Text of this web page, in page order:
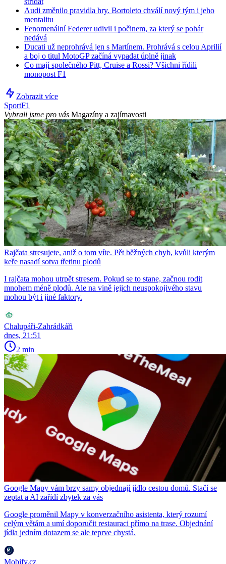
Audi změnilo pravidla hry. Bortoleto chválí nový tým i jeho
mentalitu
Fenomenální Federer udivil i počinem, za který se pohár
nedává
Ducati už neprohrává jen s Martínem. Prohrává s celou Aprilií
a boj o titul MotoGP začíná vypadat úplně jinak
Co mají společného Pitt, Cruise a Rossi? Všichni řídili
monopost F1
Zobrazit více
SportF1
Vybrali jsme pro vás Magazíny a zajímavosti
Rajčata stresujete, aniž o tom víte. Pět běžných chyb, kvůli kterým
keře nasadí sotva třetinu plodů
I rajčata mohou utrpět stresem. Pokud se to stane, začnou rodit
mnohem méně plodů. Ale na vině jejich neuspokojivého stavu
mohou být i jiné faktory.
Chalupáři-Zahrádkáři
dnes, 21:51
2 min
Google Mapy vám brzy samy objednají jídlo cestou domů. Stačí se
zeptat a AI zařídí zbytek za vás
Google proměnil Mapy v konverzačního asistenta, který rozumí
celým větám a umí doporučit restauraci přímo na trase. Objednání
jídla jedním dotazem se ale teprve chystá.
Mobify.cz